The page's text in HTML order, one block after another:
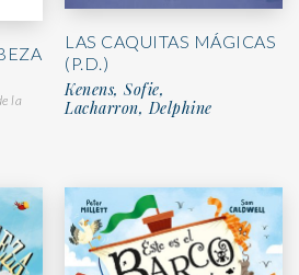
la
LAS CAQUITAS MÁGICAS
(P.D.)
Kenens, Sofie,
Lacharron, Delphine